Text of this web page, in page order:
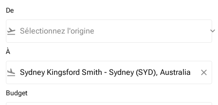
De
flight_takeoff keyboard_arrow_down
À
flight_land close
Budget